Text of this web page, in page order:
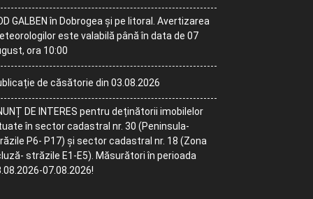
GALBEN în Dobrogea și pe litoral. Avertizarea
este valabilă până în data de 07
ora 10:00
de căsătorie din 03.08.2026
DE INTERES pentru deținătorii imobilelor
în sector cadastral nr. 30 (Peninsula-
P6- P17) și sector cadastral nr. 18 (Zona
străzile E1-E5). Măsurători în perioada
07.08.2026!